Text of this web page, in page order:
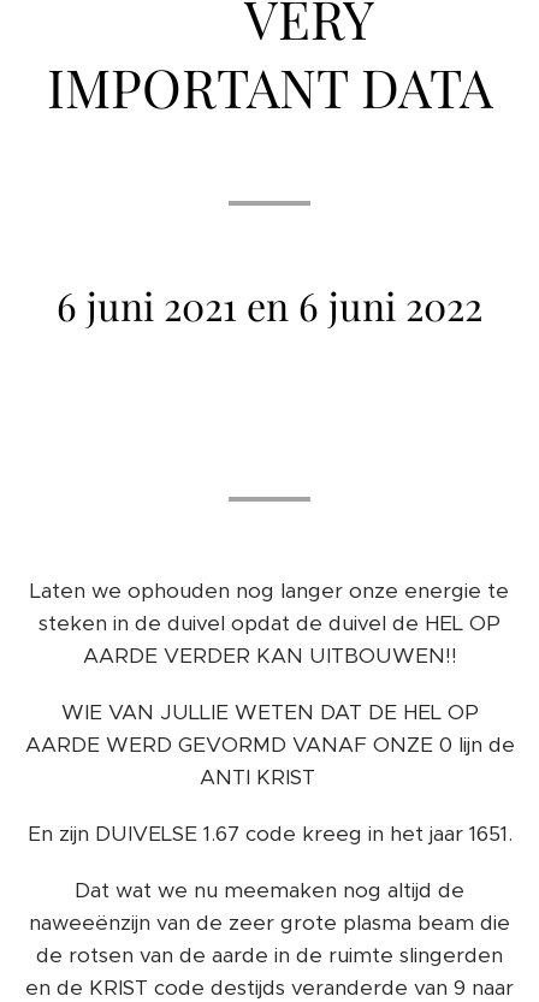
⚠️ VERY
IMPORTANT DATA
6 juni 2021 en 6 juni 2022
Laten we ophouden nog langer onze energie te
steken in de duivel opdat de duivel de HEL OP
AARDE VERDER KAN UITBOUWEN!!
WIE VAN JULLIE WETEN DAT DE HEL OP
AARDE WERD GEVORMD VANAF ONZE 0 lijn de
ANTI KRIST‼️
En zijn DUIVELSE 1.67 code kreeg in het jaar 1651.
Dat wat we nu meemaken nog altijd de
naweeënzijn van de zeer grote plasma beam die
de rotsen van de aarde in de ruimte slingerden
en de KRIST code destijds veranderde van 9 naar